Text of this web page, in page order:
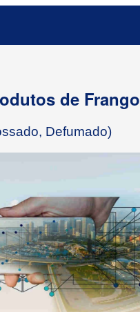
de Frango
Defumado)